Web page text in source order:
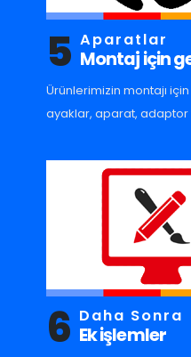
5 Aparatlar
Montaj için
Ürünlerimizin montajı
ayaklar, aparat,
6 Daha Sonra
Ek işlemler